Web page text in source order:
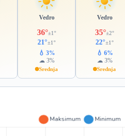
Vedro
36°±1°
21°±1°
💧 3%
☁ 3%
Srednja
Vedro
35°±2°
22°±1°
💧 6%
☁ 3%
Srednja